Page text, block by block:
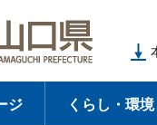
ジ くらし・環境